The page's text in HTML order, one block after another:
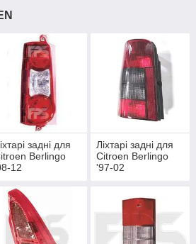
задні для
Berlingo
12
Ліхтарі задні для
Citroen Berlingo
'97-02